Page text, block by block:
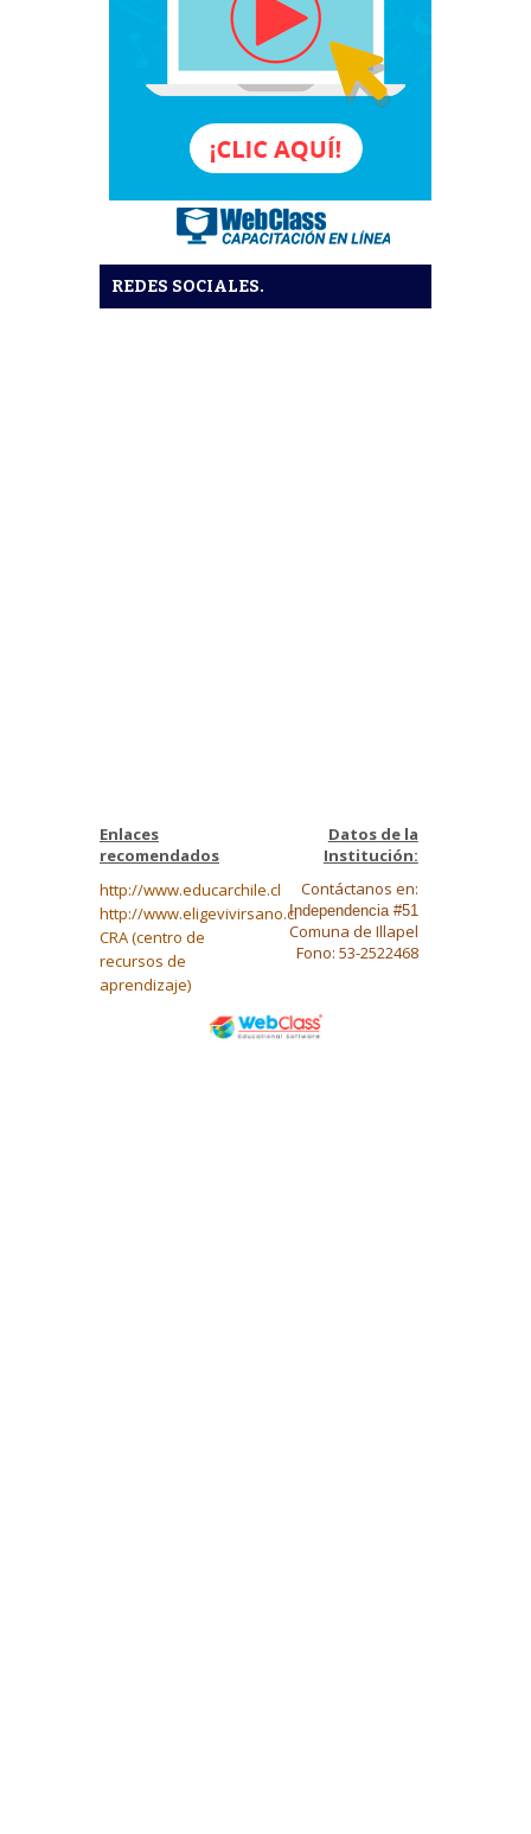
REDES SOCIALES.
Enlaces
recomendados
http://www.educarchile.cl
http://www.eligevivirsano.cl
CRA (centro de
recursos de
aprendizaje)
Datos de la
Institución:
Contáctanos en:
Independencia #51
Comuna de Illapel
Fono: 53-2522468